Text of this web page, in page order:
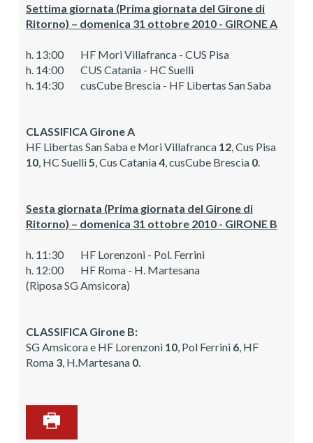
Settima giornata (Prima giornata del Girone di
Ritorno) – domenica 31 ottobre 2010 - GIRONE A
h. 13:00 HF Mori Villafranca - CUS Pisa
h. 14:00 CUS Catania - HC Suelli
h. 14:30 cusCube Brescia - HF Libertas San Saba
CLASSIFICA Girone A
HF Libertas San Saba e Mori Villafranca 12 , Cus Pisa
10 , HC Suelli 5 , Cus Catania4 , cusCube Brescia 0
Sesta giornata (Prima giornata del Girone di
Ritorno) – domenica 31 ottobre 2010 - GIRONE B
h. 11:30 HF Lorenzoni - Pol. Ferrini
h. 12:00 HF Roma - H. Martesana
(Riposa SG Amsicora)
CLASSIFICA Girone B:
SG Amsicora e HF Lorenzoni 10 , Pol Ferrini 6 , HF
Roma 3 , H.Martesana 0